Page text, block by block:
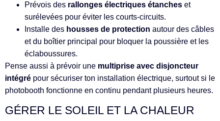
Prévois des rallonges électriques étanches et
surélevées pour éviter les courts-circuits.
Installe des housses de protection autour des câbles
et du boîtier principal pour bloquer la poussière et les
éclaboussures.
Pense aussi à prévoir une multiprise avec disjoncteur
intégré pour sécuriser ton installation électrique, surtout si le
photobooth fonctionne en continu pendant plusieurs heures.
GÉRER LE SOLEIL ET LA CHALEUR